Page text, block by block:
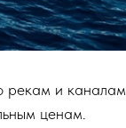
рекам и каналам
ценам.